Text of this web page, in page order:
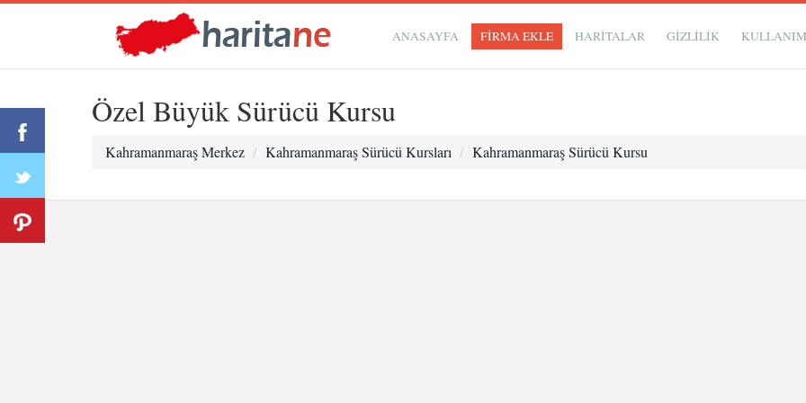
ANASAYFA FİRMA EKLE HARİTALAR GIZLILIK
Özel Büyük Sürücü Kursu
Kahramanmaraş Merkez Kahramanmaraş Sürücü Kursları Kahramanmaraş Sürücü Kursu